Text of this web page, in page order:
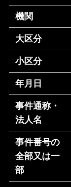
機関
大区分
小区分
年月日
事件通称・
法人名
事件番号の
全部又は一
部